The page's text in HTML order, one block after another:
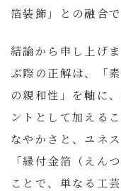
箔装飾」との融合で
結論から申し上げ
ぶ際の正解は、
「
の親和性」を軸に
ントとして加える
なやかさと、ユネ
「縁付金箔（えん
ことで、単なる工